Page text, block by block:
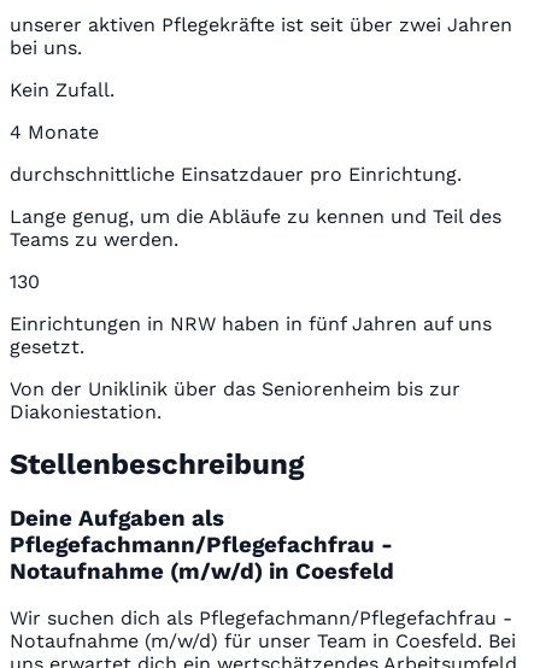
unserer aktiven Pflegekräfte ist seit über zwei Jahren
bei uns.
Kein Zufall.
4 Monate
durchschnittliche Einsatzdauer pro Einrichtung.
Lange genug, um die Abläufe zu kennen und Teil des
Teams zu werden.
130
Einrichtungen in NRW haben in fünf Jahren auf uns
gesetzt.
Von der Uniklinik über das Seniorenheim bis zur
Diakoniestation.
Stellenbeschreibung
Deine Aufgaben als
Pflegefachmann/Pflegefachfrau -
Notaufnahme (m/w/d) in Coesfeld
Wir suchen dich als Pflegefachmann/Pflegefachfrau -
Notaufnahme (m/w/d) für unser Team in Coesfeld. Bei